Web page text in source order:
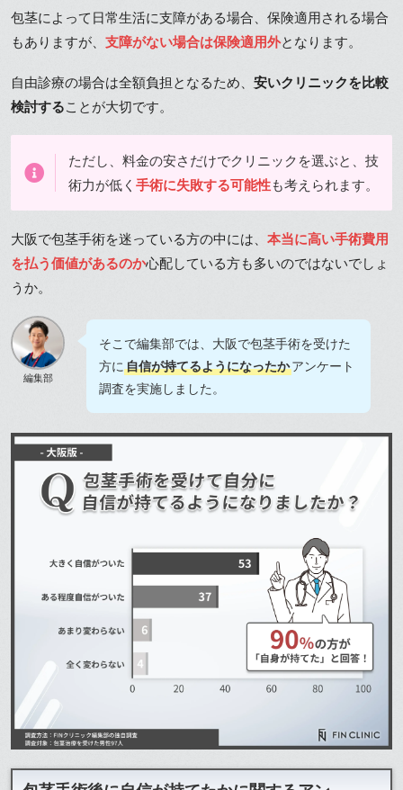
包茎によって日常生活に支障がある場合、保険適用される場合
もありますが、 支障がない場合は保険適用外となります。
自由診療の場合は全額負担となるため、 安いクリニックを比較
検討することが大切です。
ただし、料金の安さだけでクリニックを選ぶと、技
術力が低く 手術に失敗する可能性も考えられます。
大阪で包茎手術を迷っている方の中には、 本当に高い手術費用
を払う価値があるのか心配している方も多いのではないでしょ
うか。
編集部
そこで編集部では、大阪で包茎手術を受けた
方に自信が持てるようになったかアンケート
調査を実施しました。